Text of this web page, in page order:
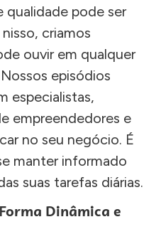
pode ser
criamos
ouvir em qualquer
episódios
especialistas,
empreendedores e
no seu negócio. É
manter informado
suas tarefas diárias.
Dinâmica e